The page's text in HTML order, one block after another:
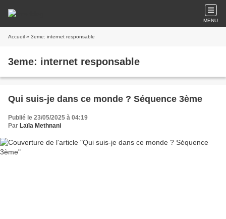
MENU
Accueil » 3eme: internet responsable
3eme: internet responsable
Qui suis-je dans ce monde ? Séquence 3ème
Publié le 23/05/2025 à 04:19
Par Laïla Methnani